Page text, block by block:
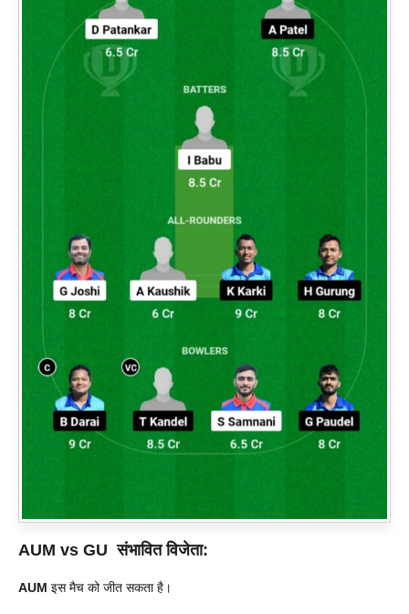
AUM vs GU संभावित विजेता:
AUM इस मैच को जीत सकता है।